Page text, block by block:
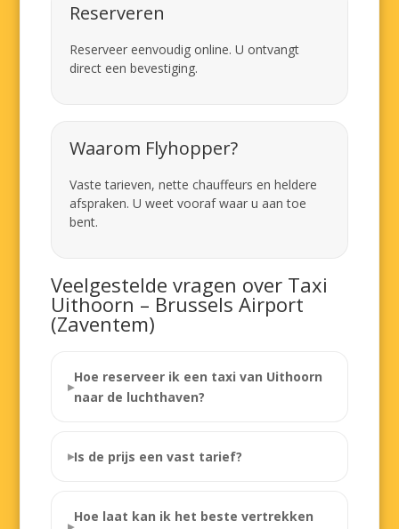
Reserveren
Reserveer eenvoudig online. U ontvangt
direct een bevestiging.
Waarom Flyhopper?
Vaste tarieven, nette chauffeurs en heldere
afspraken. U weet vooraf waar u aan toe
bent.
Veelgestelde vragen over Taxi
Uithoorn – Brussels Airport
(Zaventem)
Hoe reserveer ik een taxi van Uithoorn
naar de luchthaven?
Is de prijs een vast tarief?
Hoe laat kan ik het beste vertrekken